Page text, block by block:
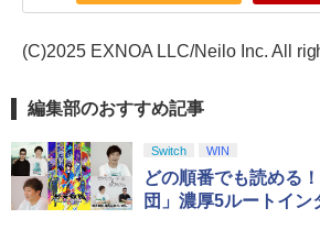
(C)2025 EXNOA LLC/Neilo Inc. All
編集部のおすすめ記事
Switch WIN
どの順番でも読める
団」濃厚5ルートイン